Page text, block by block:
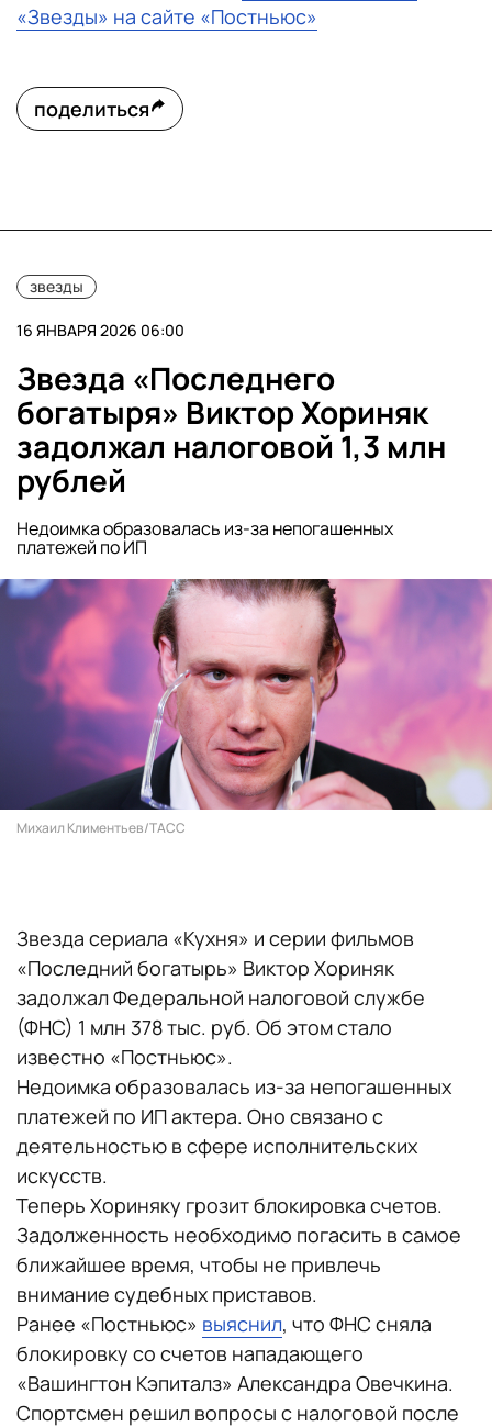
«Звезды» на сайте «Постньюс»
поделиться
звезды
16 ЯНВАРЯ 2026 06:00
Звезда «Последнего
богатыря» Виктор Хориняк
задолжал налоговой 1,3 млн
рублей
Недоимка образовалась из-за непогашенных
платежей по ИП
Михаил Климентьев/ТАСС
Звезда сериала «Кухня» и серии фильмов
«Последний богатырь» Виктор Хориняк
задолжал Федеральной налоговой службе
(ФНС) 1 млн 378 тыс. руб. Об этом стало
известно «Постньюс».
Недоимка образовалась из-за непогашенных
платежей по ИП актера. Оно связано с
деятельностью в сфере исполнительских
искусств.
Теперь Хориняку грозит блокировка счетов.
Задолженность необходимо погасить в самое
ближайшее время, чтобы не привлечь
внимание судебных приставов.
Ранее «Постньюс» выяснил, что ФНС сняла
блокировку со счетов нападающего
«Вашингтон Кэпиталз» Александра Овечкина.
Спортсмен решил вопросы с налоговой после